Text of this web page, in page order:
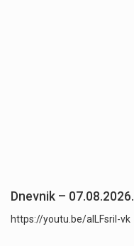
Dnevnik – 07.08.2026.
https://youtu.be/aILFsriI-vk